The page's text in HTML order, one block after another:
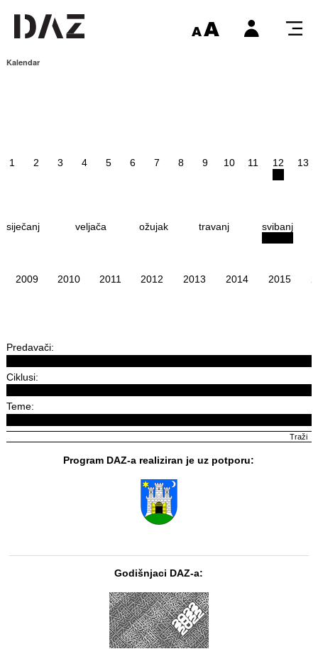
Kalendar
1 2 3 4 5 6 7 8 9 10 11 12 13
siječanj veljača ožujak travanj svibanj
2009 2010 2011 2012 2013 2014 2015
Predavači:
Ciklusi:
Teme:
Program DAZ-a realiziran je uz potporu:
Godišnjaci DAZ-a: